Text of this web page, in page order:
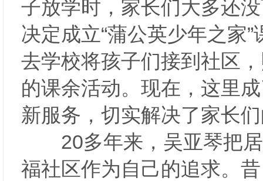
子放学时，家长们大多还
决定成立“蒲公英少年之家
去学校将孩子们接到社区
的课余活动。现在，这里
新服务，切实解决了家长
20多年来，吴亚琴把居
福社区作为自己的追求。